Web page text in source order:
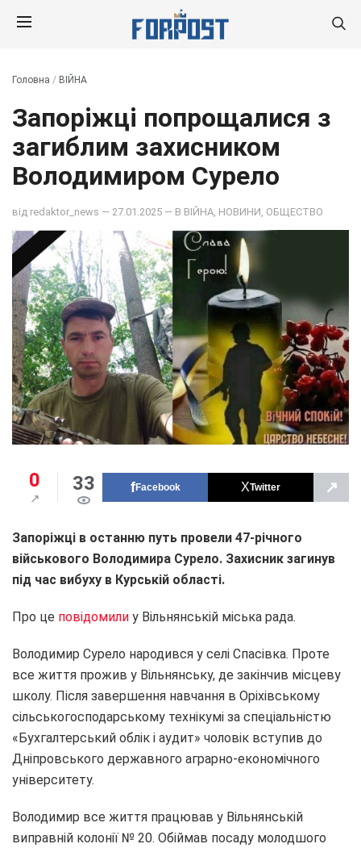
Головна / ВІЙНА
Запоріжці попрощалися з
загиблим захисником
Володимиром Сурело
від redaktor_news — 27.01.2025 — В ВІЙНА НОВИНИ ОБЩЕСТВО
0 33 Facebook Twitter ↗
Запоріжці в останню путь провели 47-річного
військового Володимира Сурело. Захисник загинув
під час вибуху в Курській області.
Про це повідомили у Вільнянській міська рада.
Володимир Сурело народився у селі Спасівка. Проте
все життя прожив у Вільнянську, де закінчив місцеву
школу. Після завершення навчання в Оріхівському
сільськогосподарському технікумі за спеціальністю
«Бухгалтерський облік і аудит» чоловік вступив до
Дніпровського державного аграрно-економічного
університету.
Володимир все життя працював у Вільнянській
виправній колонії № 20. Обіймав посаду молодшого